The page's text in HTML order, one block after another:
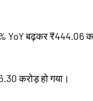
YoY बढ़कर ₹444.06
करोड़ हो गया।